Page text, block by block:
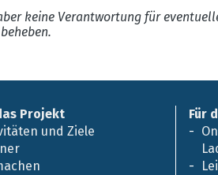
keine Verantwortung für
Projekt
und Ziele
Für